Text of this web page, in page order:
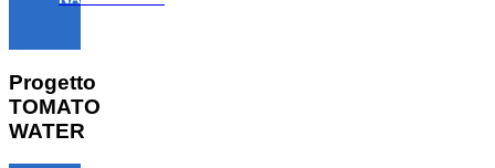
Progetto
TOMATO
WATER